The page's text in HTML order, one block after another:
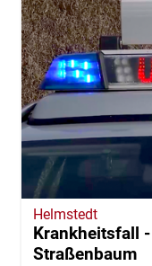
Helmstedt
Krankheitsfall
Straßenbaum